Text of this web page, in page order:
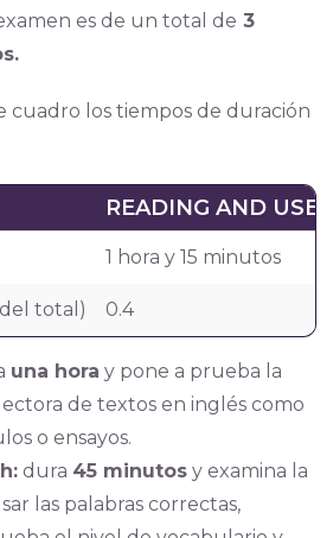
es de un total de 3
cuadro los tiempos de duración
READING AND USE
1 hora y 15 minutos
total) 0.4
una hora y pone a prueba la
de textos en inglés como
o ensayos.
dura 45 minutosy examina la
las palabras correctas,